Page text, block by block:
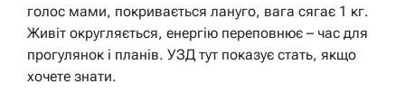
голос мами, покривається лануго, вага сягає 1 кг.
Живіт округляється, енергію переповнює – час для
прогулянок і планів. УЗД тут показує стать, якщо
хочете знати.